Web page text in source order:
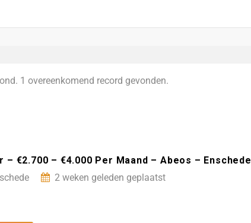
1 overeenkomend record gevonden.
– €2.700 – €4.000 Per Maand – Abeos – Enschede
2 weken geleden geplaatst